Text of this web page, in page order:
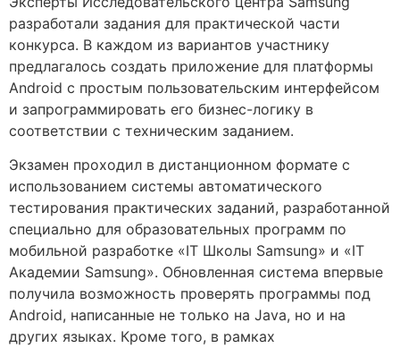
разработали задания для практической части
конкурса. В каждом из вариантов участнику
предлагалось создать приложение для платформы
Android с простым пользовательским интерфейсом
и запрограммировать его бизнес-логику в
соответствии с техническим заданием.
Экзамен проходил в дистанционном формате с
использованием системы автоматического
тестирования практических заданий, разработанной
специально для образовательных программ по
мобильной разработке «IT Школы Samsung» и «IT
Академии Samsung». Обновленная система впервые
получила возможность проверять программы под
Android, написанные не только на Java, но и на
других языках. Кроме того, в рамках